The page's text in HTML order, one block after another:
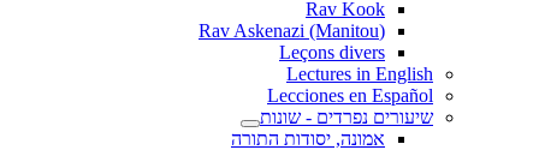
Rav Kook
(Rav Askenazi (Manitou
Leçons divers
Lectures in English
Lecciones en Español
שיעורים נפרדים - שונות
אמונה, יסודות התורה